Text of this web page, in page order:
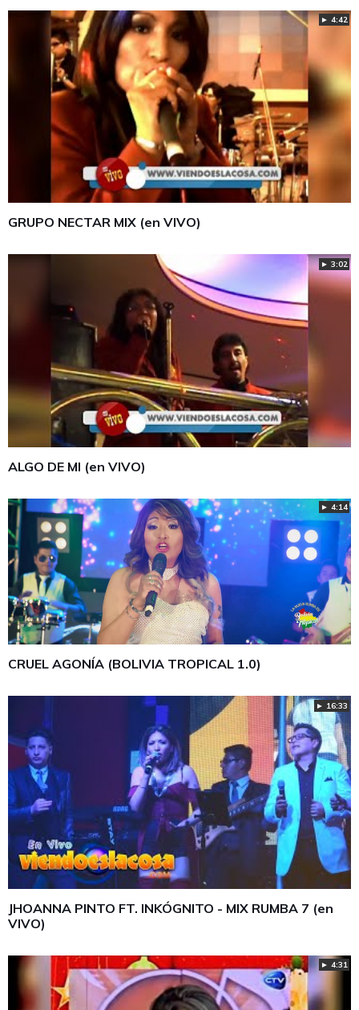
► 4:42
GRUPO NECTAR MIX (en VIVO)
► 3:02
ALGO DE MI (en VIVO)
► 4:14
CRUEL AGONÍA (BOLIVIA TROPICAL 1.0)
► 16:33
JHOANNA PINTO FT. INKÓGNITO - MIX RUMBA 7 (en
VIVO)
► 4:31